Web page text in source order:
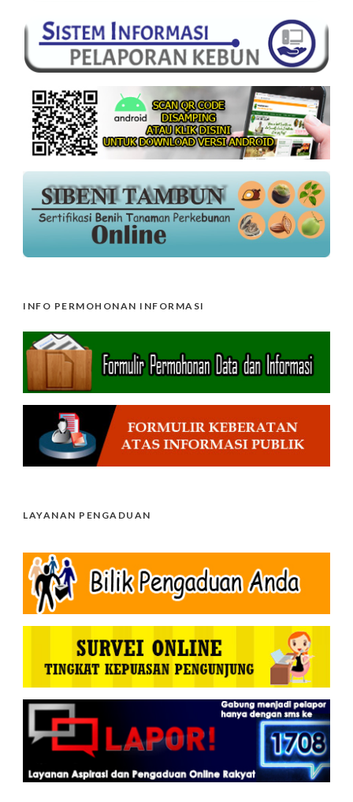
INFO PERMOHONAN INFORMASI
LAYANAN PENGADUAN